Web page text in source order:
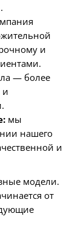
и
— более
и
мы
нашего
и
модели.
от